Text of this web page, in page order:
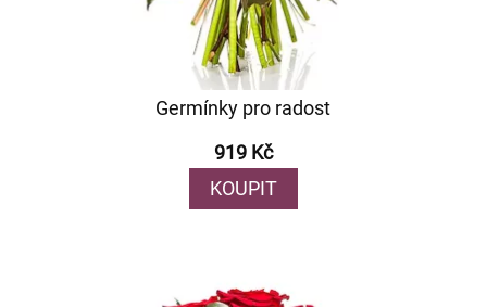
Germínky pro radost
919 Kč
KOUPIT